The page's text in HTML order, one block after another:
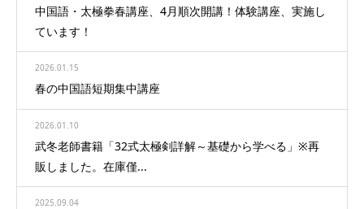
中国語・太極拳春講座、4月順次開講！体験講座、実施し
ています！
2026.01.15
春の中国語短期集中講座
2026.01.10
武冬老師書籍「32式太極剣詳解～基礎から学べる」※再
販しました。在庫僅...
2025.09.04